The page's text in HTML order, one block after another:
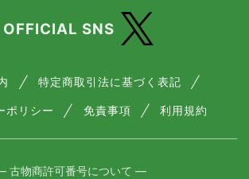
OFFICIAL SNS
特定商取引法に基づく表記
ポリシー 免責事項 利用規約
古物商許可番号について ―